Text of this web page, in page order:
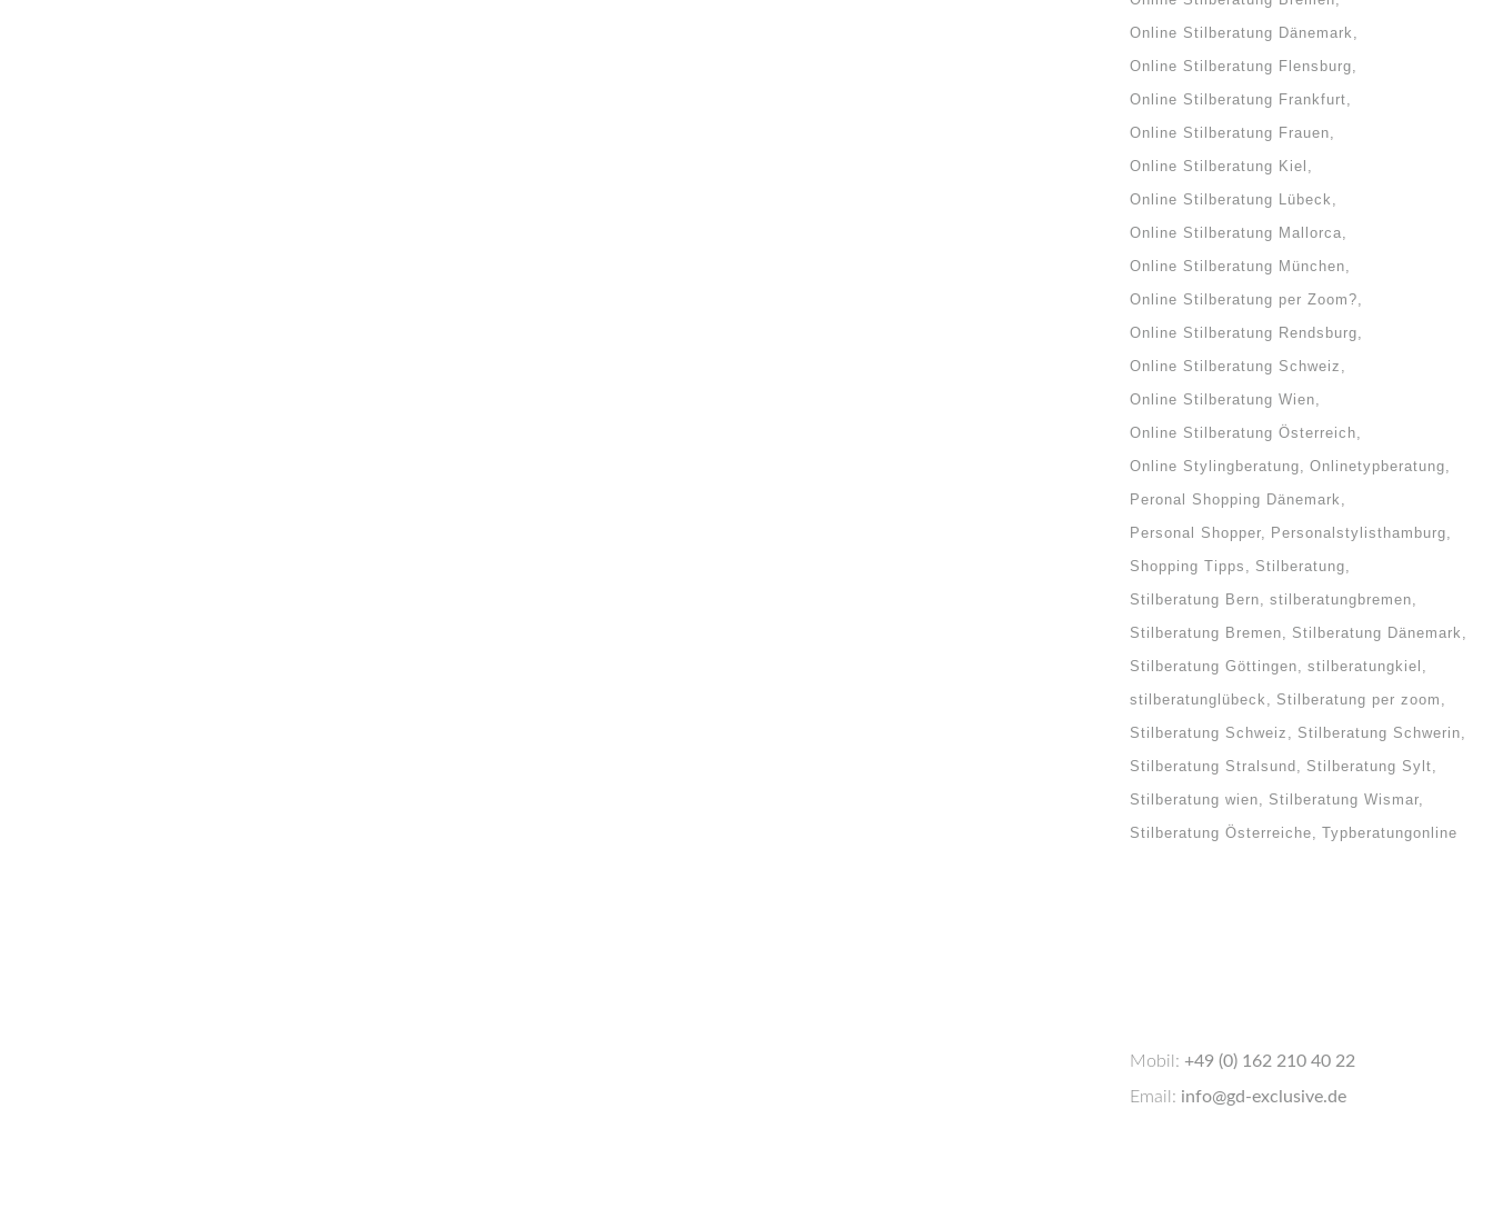
Online Stilberatung Dänemark
Online Stilberatung Flensburg
Online Stilberatung Frankfurt
Online Stilberatung Frauen
Online Stilberatung Kiel
Online Stilberatung Lübeck
Online Stilberatung Mallorca
Online Stilberatung München
Online Stilberatung per Zoom?
Online Stilberatung Rendsburg
Online Stilberatung Schweiz
Online Stilberatung Wien
Online Stilberatung Österreich
Online Stylingberatung
Onlinetypberatung
Peronal Shopping Dänemark
Personal Shopper
Personalstylisthamburg
Shopping Tipps
Stilberatung
Stilberatung Bern
stilberatungbremen
Stilberatung Bremen
Stilberatung Dänemark
Stilberatung Göttingen
stilberatungkiel
stilberatunglübeck
Stilberatung per zoom
Stilberatung Schweiz
Stilberatung Schwerin
Stilberatung Stralsund
Stilberatung Sylt
Stilberatung wien
Stilberatung Wismar
Stilberatung Österreiche
Typberatungonline
Mobil: +49 (0) 162 210 40 22
Email: info@gd-exclusive.de